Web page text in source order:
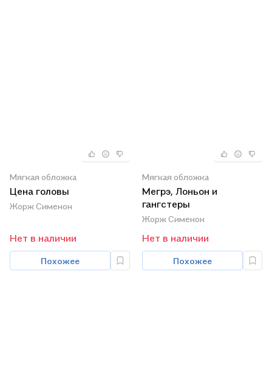
Мягкая обложка
Цена головы
Жорж Сименон
Нет в наличии
Похожее
Мягкая обложка
Мегрэ, Лоньон и
гангстеры
Жорж Сименон
Нет в наличии
Похожее